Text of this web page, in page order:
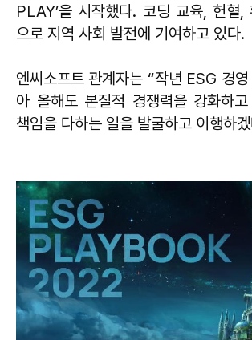
PLAY’을 시작했다. 코딩 교육, 헌혈,
으로 지역 사회 발전에 기여하고 있다.
엔씨소프트 관계자는 “작년 ESG 경
아 올해도 본질적 경쟁력을 강화하
책임을 다하는 일을 발굴하고 이행하